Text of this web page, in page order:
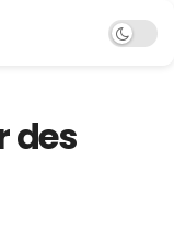
des